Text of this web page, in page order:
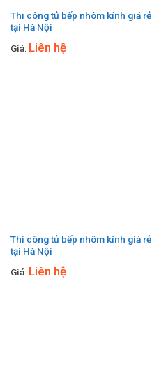
Thi công tủ bếp nhôm kính giá rẻ
tại Hà Nội
Giá: Liên hệ
Thi công tủ bếp nhôm kính giá rẻ
tại Hà Nội
Giá: Liên hệ